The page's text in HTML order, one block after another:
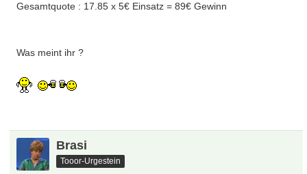
Gesamtquote : 17.85 x 5€ Einsatz = 89€ Gewinn
Was meint ihr ?
Brasi
Tooor-Urgestein